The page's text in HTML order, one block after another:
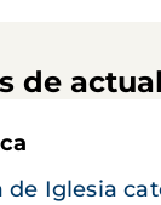
de
de Iglesia